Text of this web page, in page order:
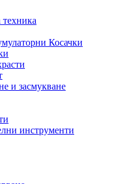
Косачки
и засмукване
инструменти